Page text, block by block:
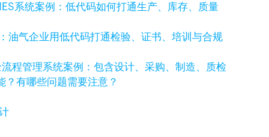
系统案例：低代码如何打通生产、库存、质量
油气企业用低代码打通检验、证书、培训与合规
程管理系统案例：包含设计、采购、制造、质检
？有哪些问题需要注意？